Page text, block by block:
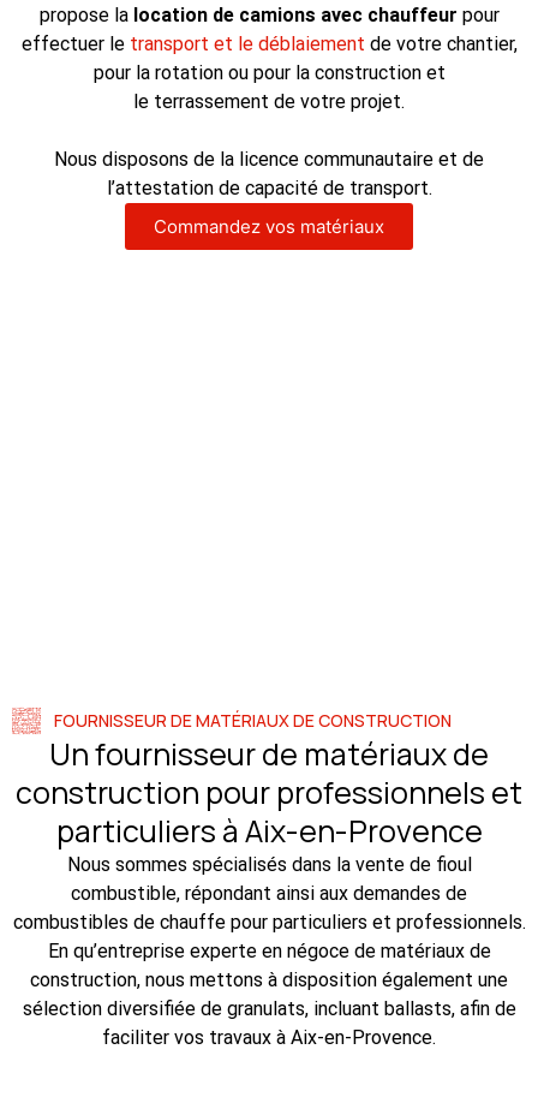
propose la location de camions avec chauffeur pour
effectuer le transport et le déblaiement de votre chantier,
pour la rotation ou pour la construction et
le terrassement de votre projet.
Nous disposons de la licence communautaire et de
l’attestation de capacité de transport.
Commandez vos matériaux
FOURNISSEUR DE MATÉRIAUX DE CONSTRUCTION
Un fournisseur de matériaux de
construction pour professionnels et
particuliers à Aix-en-Provence
Nous sommes spécialisés dans la vente de fioul
combustible, répondant ainsi aux demandes de
combustibles de chauffe pour particuliers et professionnels.
En qu’entreprise experte en négoce de matériaux de
construction, nous mettons à disposition également une
sélection diversifiée de granulats, incluant ballasts, afin de
faciliter vos travaux à Aix-en-Provence.